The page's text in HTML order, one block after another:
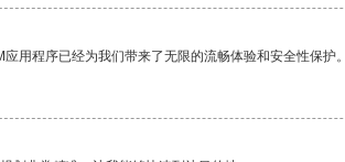
应用程序已经为我们带来了无限的流畅体验和安全性保护